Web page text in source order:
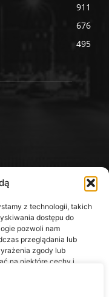
z technologii, takich
dostępu do
pozwoli nam
przeglądania lub
zgody lub
na niektóre cechy i
911
676
495
i okolic